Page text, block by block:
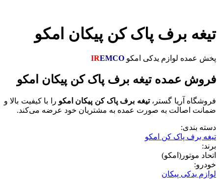
تیغه برف پاک کن پیکان امکو
پخش عمده لوازم یدکی امکو IREMCO
فروش عمده تیغه برف پاک کن پیکان امکو
فروشگاه آریا گستر،تیغه برف پاک کن پیکان امکو را با کیفیت بالا و
ضمانت اصالت به صورت عمده به مشتریان خود عرضه می‌کند.
دسته بندی:
تیغه برف پاک کن امکو
برند:
اتحاد موتور(امکو)
خودرو:
لوازم یدکی پیکان